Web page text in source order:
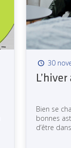
30
Bien se
bonnes
d’être